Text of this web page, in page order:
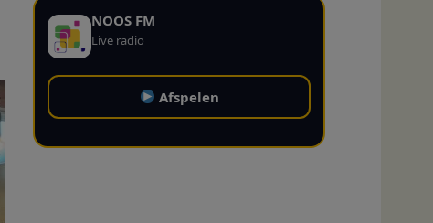
NOOS FM
Live radio
Afspelen